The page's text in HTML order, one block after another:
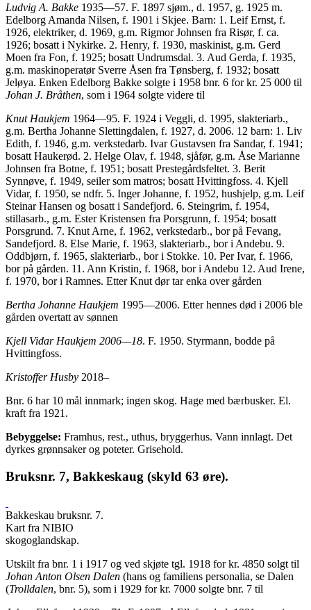
Ludvig A. Bakke 1935—57. F. 1897 sjøm., d. 1957, g. 1925 m.
Edelborg Amanda Nilsen, f. 1901 i Skjee. Barn: 1. Leif Ernst, f.
1926, elektriker, d. 1969, g.m. Rigmor Johnsen fra Risør, f. ca.
1926; bosatt i Nykirke. 2. Henry, f. 1930, maskinist, g.m. Gerd
Moen fra Fon, f. 1925; bosatt Undrumsdal. 3. Aud Gerda, f. 1935,
g.m. maskinoperatør Sverre Åsen fra Tønsberg, f. 1932; bosatt
Jeløya. Enken Edelborg Bakke solgte i 1958 bnr. 6 for kr. 25 000 til
Johan J. Bråthen, som i 1964 solgte videre til
Knut Haukjem 1964—95. F. 1924 i Veggli, d. 1995, slakteriarb.,
g.m. Bertha Johanne Slettingdalen, f. 1927, d. 2006. 12 barn: 1. Liv
Edith, f. 1946, g.m. verkstedarb. Ivar Gustavsen fra Sandar, f. 1941;
bosatt Haukerød. 2. Helge Olav, f. 1948, sjåfør, g.m. Åse Marianne
Johnsen fra Botne, f. 1951; bosatt Prestegårdsfeltet. 3. Berit
Synnøve, f. 1949, seiler som matros; bosatt Hvittingfoss. 4. Kjell
Vidar, f. 1950, se ndfr. 5. Inger Johanne, f. 1952, hushjelp, g.m. Leif
Steinar Hansen og bosatt i Sandefjord. 6. Steingrim, f. 1954,
stillasarb., g.m. Ester Kristensen fra Porsgrunn, f. 1954; bosatt
Porsgrund. 7. Knut Arne, f. 1962, verkstedarb., bor på Fevang,
Sandefjord. 8. Else Marie, f. 1963, slakteriarb., bor i Andebu. 9.
Oddbjørn, f. 1965, slakteriarb., bor i Stokke. 10. Per Ivar, f. 1966,
bor på gården. 11. Ann Kristin, f. 1968, bor i Andebu 12. Aud Irene,
f. 1970, bor i Ramnes. Etter Knut dør tar enka over gården
Bertha Johanne Haukjem 1995—2006. Etter hennes død i 2006 ble
gården overtatt av sønnen
Kjell Vidar Haukjem 2006—18. F. 1950. Styrmann, bodde på
Hvittingfoss.
Kristoffer Husby 2018–
Bnr. 6 har 10 mål innmark; ingen skog. Hage med bærbusker. El.
kraft fra 1921.
Bebyggelse: Framhus, rest., uthus, bryggerhus. Vann innlagt. Det
dyrkes grønnsaker og poteter. Grisehold.
Bruksnr. 7, Bakkeskaug (skyld 63 øre).
Bakkeskau bruksnr. 7.
Kart fra NIBIO
skogoglandskap.
Utskilt fra bnr. 1 i 1917 og ved skjøte tgl. 1918 for kr. 4850 solgt til
Johan Anton Olsen Dalen (hans og familiens personalia, se Dalen
(Trolldalen, bnr. 5), som i 1929 for kr. 7000 solgte bnr. 7 til